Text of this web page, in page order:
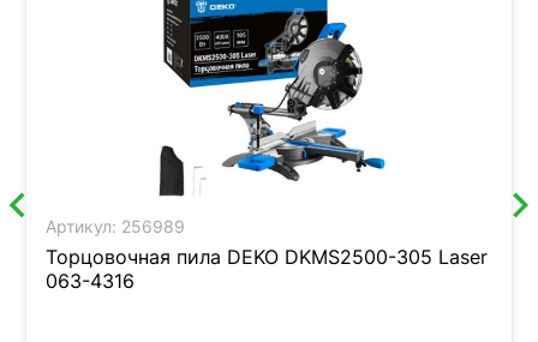
Артикул: 256989
Торцовочная пила DEKO DKMS2500-305 Laser
063-4316